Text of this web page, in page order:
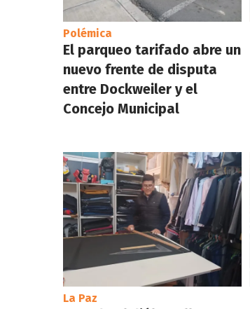
Polémica
El parqueo tarifado abre un
nuevo frente de disputa
entre Dockweiler y el
Concejo Municipal
La Paz